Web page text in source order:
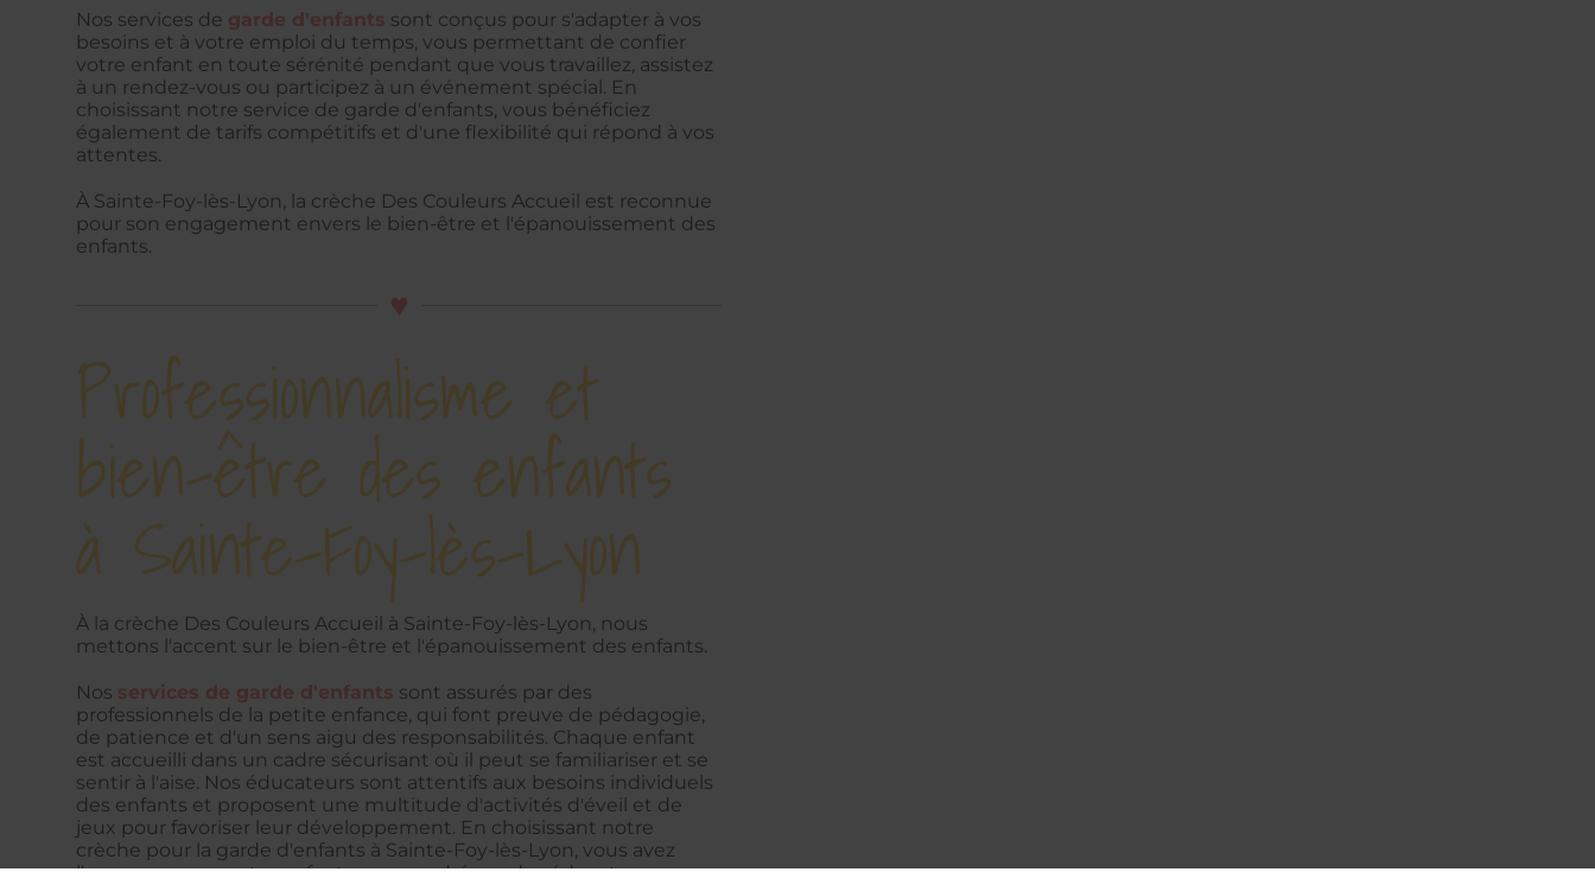
Nos services de garde d'enfants sont conçus pour s'adapter à vos
besoins et à votre emploi du temps, vous permettant de confier
votre enfant en toute sérénité pendant que vous travaillez, assistez
à un rendez-vous ou participez à un événement spécial. En
choisissant notre service de garde d'enfants, vous bénéficiez
également de tarifs compétitifs et d'une flexibilité qui répond à vos
attentes.
À Sainte-Foy-lès-Lyon, la crèche Des Couleurs Accueil est reconnue
pour son engagement envers le bien-être et l'épanouissement des
enfants.
Professionnalisme et
bien-être des enfants
à Sainte-Foy-lès-Lyon
À la crèche Des Couleurs Accueil à Sainte-Foy-lès-Lyon, nous
mettons l'accent sur le bien-être et l'épanouissement des enfants.
Nos services de garde d'enfants sont assurés par des
professionnels de la petite enfance, qui font preuve de pédagogie,
de patience et d'un sens aigu des responsabilités. Chaque enfant
est accueilli dans un cadre sécurisant où il peut se familiariser et se
sentir à l'aise. Nos éducateurs sont attentifs aux besoins individuels
des enfants et proposent une multitude d'activités d'éveil et de
jeux pour favoriser leur développement. En choisissant notre
crèche pour la garde d'enfants à Sainte-Foy-lès-Lyon, vous avez
l'assurance que votre enfant sera encadré par des éducateurs